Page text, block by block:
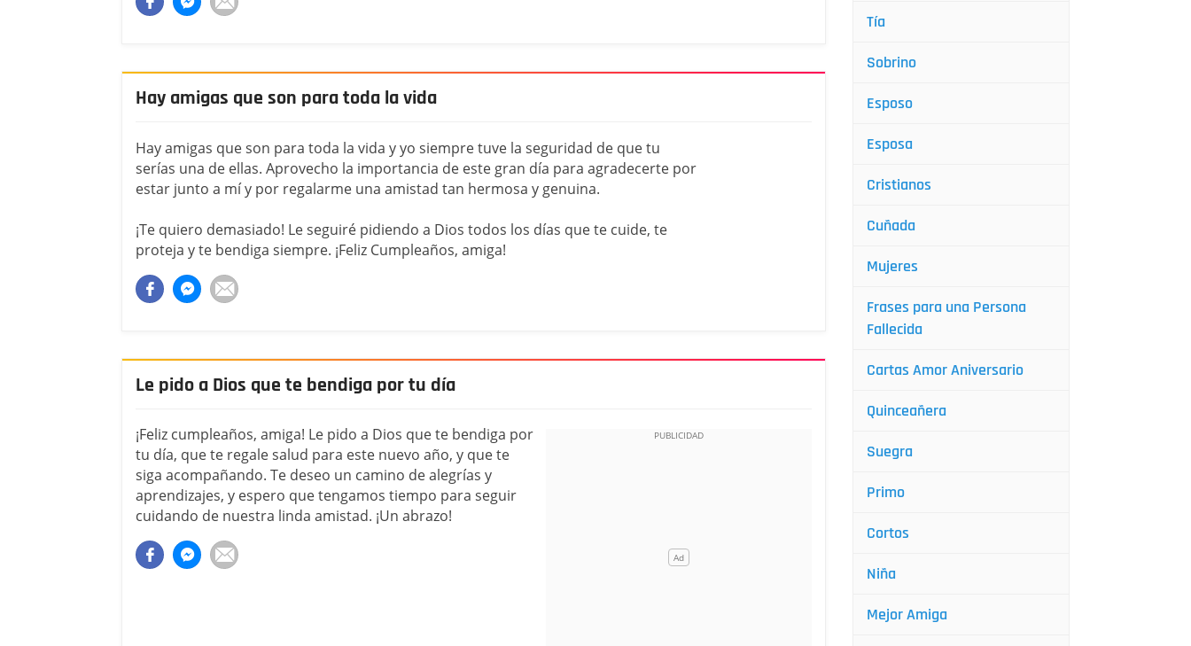
Hay amigas que son para toda la vida
Hay amigas que son para toda la vida y yo siempre tuve la seguridad de que tu
serías una de ellas. Aprovecho la importancia de este gran día para agradecerte por
estar junto a mí y por regalarme una amistad tan hermosa y genuina.
¡Te quiero demasiado! Le seguiré pidiendo a Dios todos los días que te cuide, te
proteja y te bendiga siempre. ¡Feliz Cumpleaños, amiga!
Le pido a Dios que te bendiga por tu día
¡Feliz cumpleaños, amiga! Le pido a Dios que te bendiga por
tu día, que te regale salud para este nuevo año, y que te
siga acompañando. Te deseo un camino de alegrías y
aprendizajes, y espero que tengamos tiempo para seguir
cuidando de nuestra linda amistad. ¡Un abrazo!
Tía
Sobrino
Esposo
Esposa
Cristianos
Cuñada
Mujeres
Frases para una Persona
Fallecida
Cartas Amor Aniversario
Quinceañera
Suegra
Primo
Cortos
Niña
Mejor Amiga